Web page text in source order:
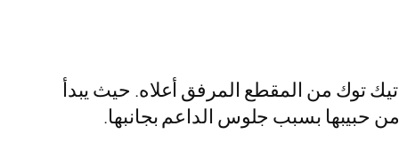
توك من المقطع المرفق أعلاه. حيث يبدأ
حبيبها بسبب جلوس الداعم بجانبها.